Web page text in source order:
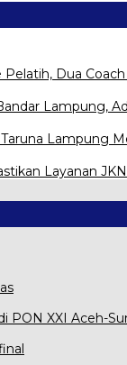
Dua
Lampung,
Lampung
Layanan
PON XXI Aceh-